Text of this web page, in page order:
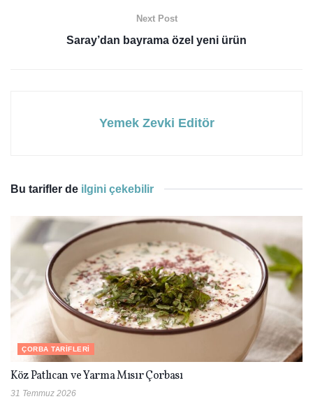
Next Post
Saray’dan bayrama özel yeni ürün
Yemek Zevki Editör
Bu tarifler de ilgini çekebilir
ÇORBA TARIFLERI
Köz Patlıcan ve Yarma Mısır Çorbası
31 Temmuz 2026